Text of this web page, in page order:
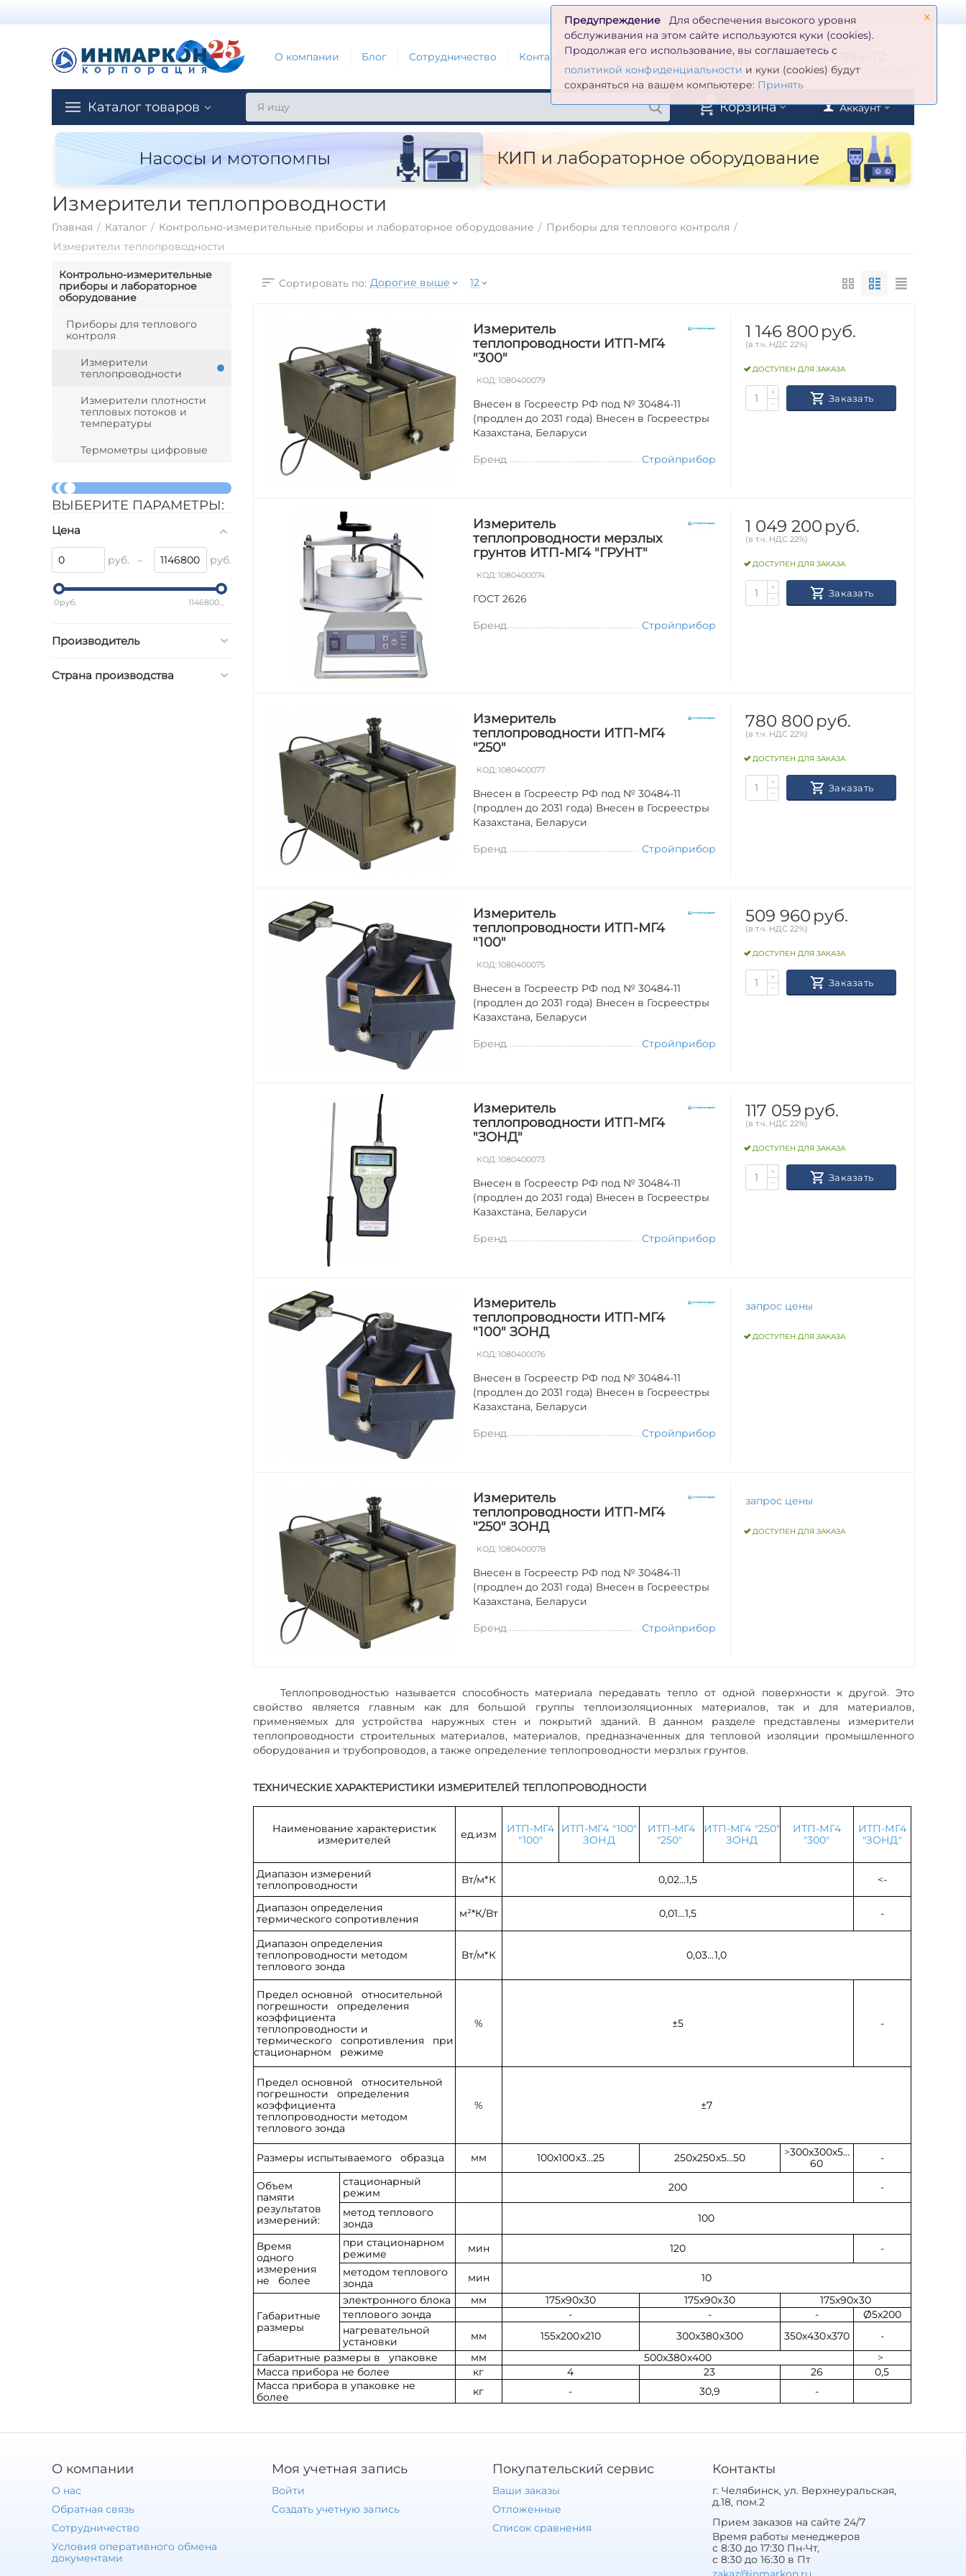
×
Предупреждение
Для обеспечения высокого уровня
обслуживания на этом сайте используются куки (cookies).
Продолжая его использование, вы соглашаетесь с
политикой конфиденциальности и куки (cookies) будут
сохраняться на вашем компьютере: Принять
О компании Блог Сотрудничество Контакты Глоссарий
zakaz@inmarkon.ru
+7(351)72-994-72
Заказать обратный звонок
Каталог товаров Аккаунт
Корзина
Измерители теплопроводности
Главная / Каталог / Контрольно-измерительные приборы и лабораторное оборудование / Приборы для теплового контроля /
Измерители теплопроводности
Контрольно-измерительные
приборы и лабораторное
оборудование
Приборы для теплового
контроля
Измерители
теплопроводности
Измерители плотности
тепловых потоков и
температуры
Термометры цифровые
ВЫБЕРИТЕ ПАРАМЕТРЫ:
Цена
руб. – руб.
0руб. 1146800руб.
Производитель
Страна производства
Теплопроводностью называется способность материала передавать тепло от одной поверхности к другой. Это
свойство является главным как для большой группы теплоизоляционных материалов, так и для материалов,
применяемых для устройства наружных стен и покрытий зданий. В данном разделе представлены измерители
теплопроводности строительных материалов, материалов, предназначенных для тепловой изоляции промышленного
оборудования и трубопроводов, а также определение теплопроводности мерзлых грунтов.
Сортировать по: Дорогие выше 12
Измеритель
теплопроводности ИТП-МГ4
"300"
КОД:1080400079
Внесен в Госреестр РФ под № 30484-11
(продлен до 2031 года) Внесен в Госреестры
Казахстана, Беларуси
Бренд Стройприбор
1 146 800 руб.
(в т.ч. НДС 22%)
ДОСТУПЕН ДЛЯ ЗАКАЗА
+
−
Заказать
Измеритель
теплопроводности мерзлых
грунтов ИТП-МГ4 "ГРУНТ"
КОД:1080400074
ГОСТ 2626
Бренд Стройприбор
1 049 200 руб.
(в т.ч. НДС 22%)
ДОСТУПЕН ДЛЯ ЗАКАЗА
+
−
Заказать
Измеритель
теплопроводности ИТП-МГ4
"250"
КОД:1080400077
Внесен в Госреестр РФ под № 30484-11
(продлен до 2031 года) Внесен в Госреестры
Казахстана, Беларуси
Бренд Стройприбор
780 800 руб.
(в т.ч. НДС 22%)
ДОСТУПЕН ДЛЯ ЗАКАЗА
+
−
Заказать
Измеритель
теплопроводности ИТП-МГ4
"100"
КОД:1080400075
Внесен в Госреестр РФ под № 30484-11
(продлен до 2031 года) Внесен в Госреестры
Казахстана, Беларуси
Бренд Стройприбор
509 960 руб.
(в т.ч. НДС 22%)
ДОСТУПЕН ДЛЯ ЗАКАЗА
+
−
Заказать
Измеритель
теплопроводности ИТП-МГ4
"ЗОНД"
КОД:1080400073
Внесен в Госреестр РФ под № 30484-11
(продлен до 2031 года) Внесен в Госреестры
Казахстана, Беларуси
Бренд Стройприбор
117 059 руб.
(в т.ч. НДС 22%)
ДОСТУПЕН ДЛЯ ЗАКАЗА
+
−
Заказать
Измеритель
теплопроводности ИТП-МГ4
"100" ЗОНД
КОД:1080400076
Внесен в Госреестр РФ под № 30484-11
(продлен до 2031 года) Внесен в Госреестры
Казахстана, Беларуси
Бренд Стройприбор
запрос цены
ДОСТУПЕН ДЛЯ ЗАКАЗА
Измеритель
теплопроводности ИТП-МГ4
"250" ЗОНД
КОД:1080400078
Внесен в Госреестр РФ под № 30484-11
(продлен до 2031 года) Внесен в Госреестры
Казахстана, Беларуси
Бренд Стройприбор
запрос цены
ДОСТУПЕН ДЛЯ ЗАКАЗА
ТЕХНИЧЕСКИЕ ХАРАКТЕРИСТИКИ ИЗМЕРИТЕЛЕЙ ТЕПЛОПРОВОДНОСТИ
Наименование характеристик
измерителей
ед.изм
ИТП-МГ4
"100"
ИТП-МГ4 "100"
ЗОНД
ИТП-МГ4
"250"
ИТП-МГ4 "250"
ЗОНД
ИТП-МГ4
"300"
ИТП-МГ4
"ЗОНД"
Диапазон измерений
теплопроводности
Вт/м*К 0,02…1,5 <-
Диапазон определения
термического сопротивления
м²*К/Вт 0,01…1,5 -
Диапазон определения
теплопроводности методом
теплового зонда
Вт/м*К 0,03…1,0
Предел основной относительной
погрешности определения
коэффициента
теплопроводности и
термического сопротивления при
стационарном режиме
% ±5 -
Предел основной относительной
погрешности определения
коэффициента
теплопроводности методом
теплового зонда
% ±7
Размеры испытываемого образца мм 100х100х3…25 250х250х5…50 >300х300х5…
60
-
Объем
памяти
результатов
измерений:
стационарный
режим
200
-
метод теплового
зонда
100
Время
одного
измерения
не более
при стационарном
режиме
мин 120
-
методом теплового
зонда
мин 10
Габаритные
размеры
электронного блока мм 175х90х30 175х90х30
175х90х30
теплового зонда
- - -
Ø5х200
нагревательной
установки
мм 155х200х210 300х380х300 350х430х370
-
Габаритные размеры в упаковке
мм 500х380х400
>
Масса прибора не более
кг 4 23 26
0,5
Масса прибора в упаковке не
более
кг - 30,9 -
О компании
О нас
Обратная связь
Сотрудничество
Условия оперативного обмена
документами
Моя учетная запись
Войти
Создать учетную запись
Покупательский сервис
Ваши заказы
Отложенные
Список сравнения
Контакты
г. Челябинск, ул. Верхнеуральская,
д.18, пом.2
Прием заказов на сайте 24/7
Время работы менеджеров
с 8:30 до 17:30 Пн-Чт,
с 8:30 до 16:30 в Пт